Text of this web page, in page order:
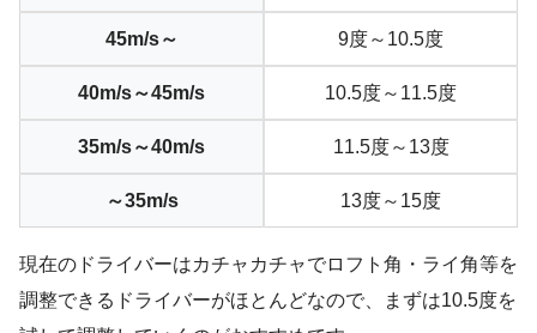
45m/s～ 9度～10.5度
40m/s～45m/s 10.5度～11.5度
35m/s～40m/s 11.5度～13度
～35m/s 13度～15度
現在のドライバーはカチャカチャでロフト角・ライ角等を
調整できるドライバーがほとんどなので、まずは10.5度を